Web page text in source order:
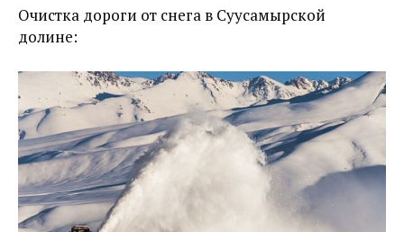
Очистка дороги от снега в Суусамырской
долине: